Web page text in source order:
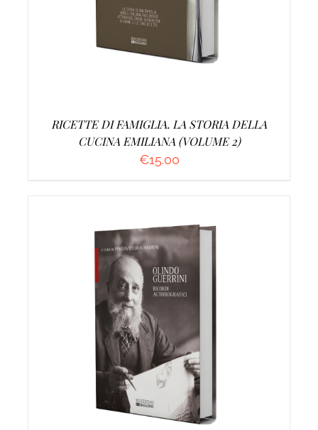
RICETTE DI FAMIGLIA. LA STORIA DELLA
CUCINA EMILIANA (VOLUME 2)
€15.00
AGGIUNGI AL CARRELLO